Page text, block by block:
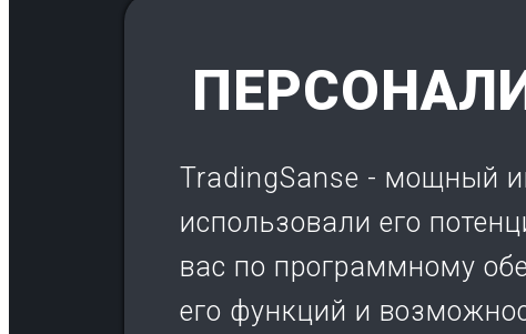
TradingSanse - мощный
использовали его
вас по программному
его функций и